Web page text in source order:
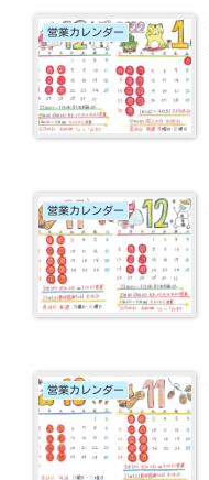
営業カレンダー
営業カレンダー
営業カレンダー